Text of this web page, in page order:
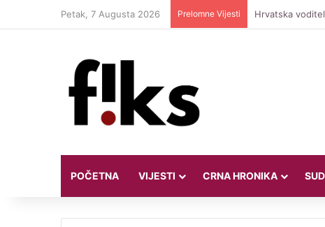
Petak, 7 Augusta 2026 Prelomne Vijesti Hrvatska
POČETNA VIJESTI CRNA HRONIKA